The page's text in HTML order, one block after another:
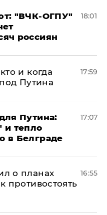
"ВЧК-ОГПУ"
россиян
18:01
и когда
Путина
17:59
Путина:
и тепло
в Белграде
17:07
о планах
противостоять
16:55